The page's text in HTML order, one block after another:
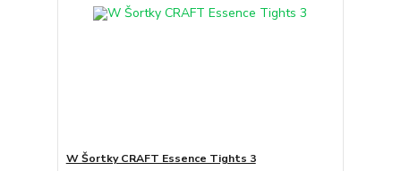
W Šortky CRAFT Essence Tights 3